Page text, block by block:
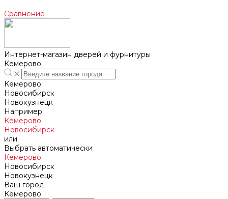
Сравнение
Интернет-магазин дверей и фурнитуры
Кемерово
Кемерово
Новосибирск
Новокузнецк
Например:
Кемерово
Новосибирск
или
Выбрать автоматически
Кемерово
Новосибирск
Новокузнецк
Ваш город
Кемерово